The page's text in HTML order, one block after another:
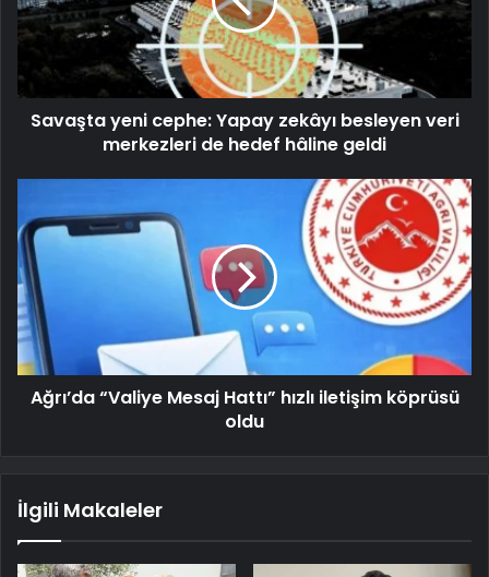
Savaşta yeni cephe: Yapay zekâyı besleyen veri
merkezleri de hedef hâline geldi
Ağrı’da “Valiye Mesaj Hattı” hızlı iletişim köprüsü
oldu
İlgili Makaleler